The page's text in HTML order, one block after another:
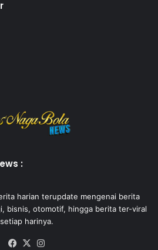
:
harian terupdate mengenai berita
bisnis, otomotif, hingga berita ter-viral
setiap harinya.
Facebook
X